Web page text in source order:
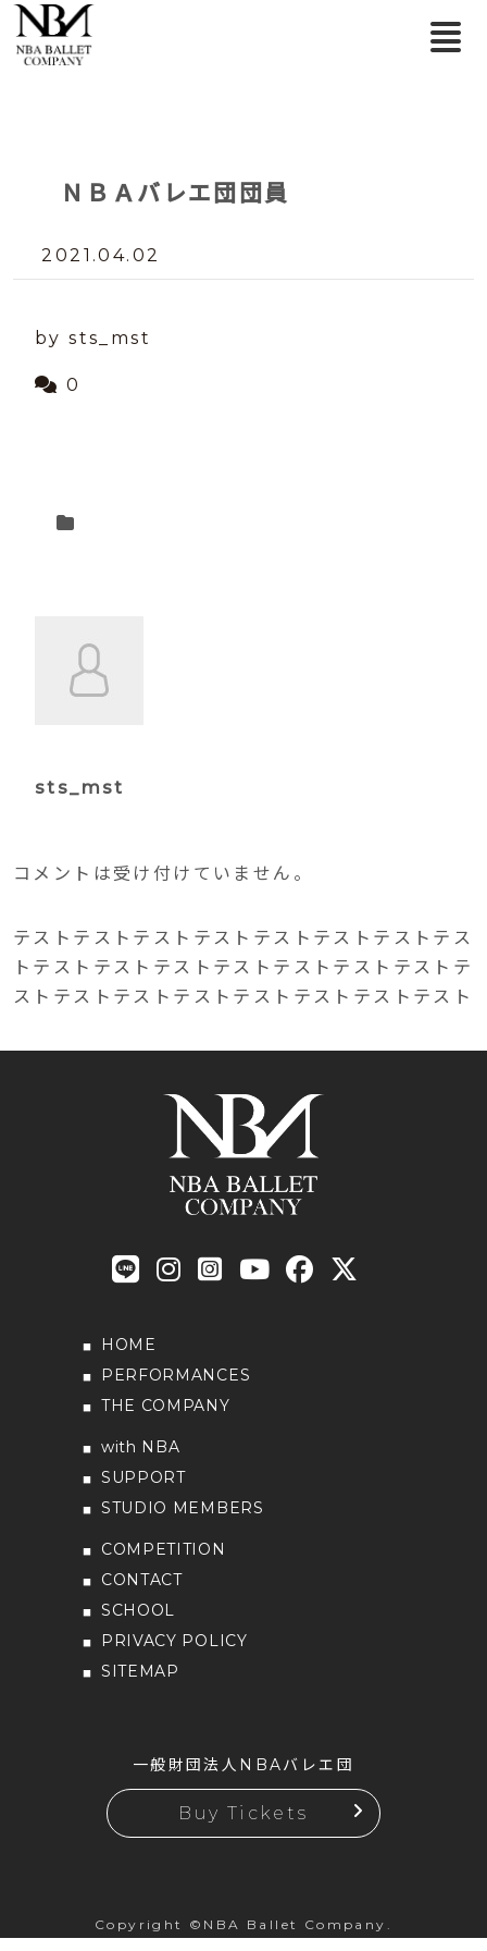
ＮＢＡバレエ団団員
2021.04.02
by sts_mst
0
sts_mst
コメントは受け付けていません。
テストテストテストテストテストテストテストテス
トテストテストテストテストテストテストテストテ
ストテストテストテストテストテストテストテスト
HOME
PERFORMANCES
THE COMPANY
with NBA
SUPPORT
STUDIO MEMBERS
COMPETITION
CONTACT
SCHOOL
PRIVACY POLICY
SITEMAP
一般財団法人NBAバレエ団
Buy Tickets
Copyright ©NBA Ballet Company.